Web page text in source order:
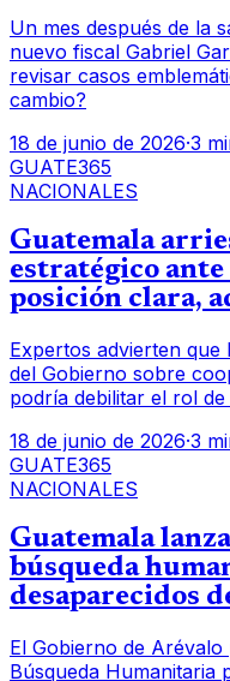
Un mes después de la
nuevo fiscal Gabriel
revisar casos
cambio?
18 de junio de 2026·3
GUATE365
NACIONALES
Guatemala
estratégico
posición clara,
Expertos advierten que
del Gobierno sobre
podría debilitar el rol
18 de junio de 2026·3
GUATE365
NACIONALES
Guatemala
búsqueda
desaparecidos
El Gobierno de
Búsqueda Humanitaria